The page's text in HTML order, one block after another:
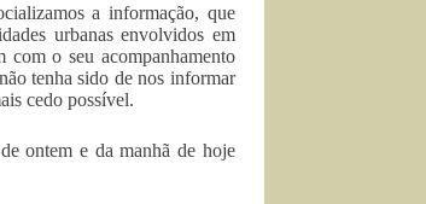
a informação, que
urbanas envolvidos em
com o seu acompanhamento
tenha sido de nos informar
cedo possível.
ontem e da manhã de hoje